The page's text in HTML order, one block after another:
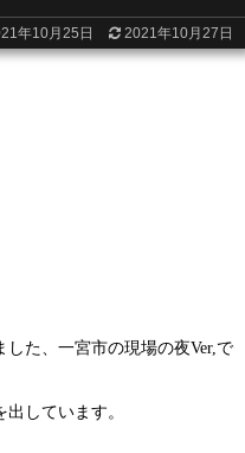
年10月25日 2021年10月27日
した、一宮市の現場の夜Ver,で
しています。